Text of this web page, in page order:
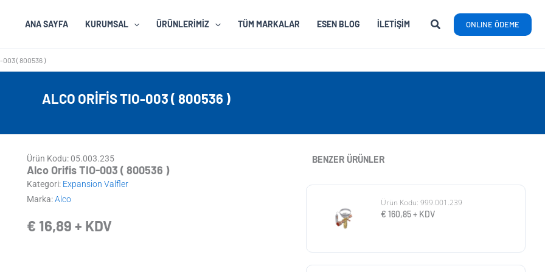
ANA SAYFA KURUMSAL ÜRÜNLERIMIZ TÜM MARKALAR ESEN BLOG İLETIŞIM ONLINE ÖDEME
003 ( 800536 )
ALCO ORIFIS TIO-003 ( 800536 )
Ürün Kodu: 05.003.235
Alco Orifis TIO-003 ( 800536 )
Kategori: Expansion Valfler
Marka:Alco
€ 16,89 + KDV
BENZER ÜRÜNLER
Ürün Kodu: 999.001.239
€ 160,85+ KDV